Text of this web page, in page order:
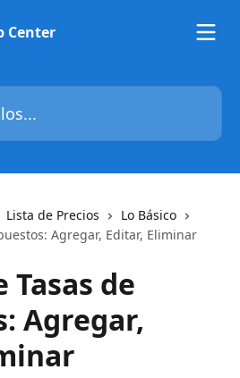
Lista de Precios
Lo Básico
Agregar, Editar, Eliminar
Tasas de
Agregar,